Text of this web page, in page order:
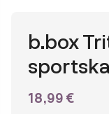
b.box
18,99 €